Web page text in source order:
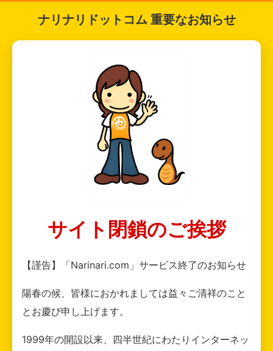
ナリナリドットコム 重要なお知らせ
サイト閉鎖のご挨拶
【謹告】「Narinari.com」サービス終了のお知らせ
陽春の候、皆様におかれましては益々ご清祥のこと
とお慶び申し上げます。
1999年の開設以来、四半世紀にわたりインターネッ